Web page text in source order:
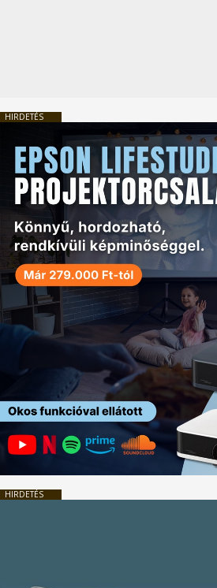
HIRDETÉS
HIRDETÉS